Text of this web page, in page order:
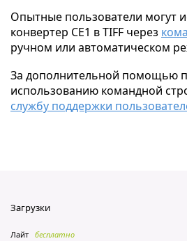
Опытные пользователи могут
конвертер CE1 в TIFF через
ручном или автоматическом
За дополнительной помощью
использованию командной
службу поддержки
Загрузки
Лайт бесплатно